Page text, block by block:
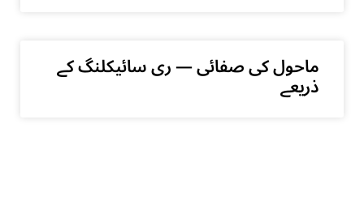
ماحول کی صفائی — ری سائیکلنگ کے
ذریعے